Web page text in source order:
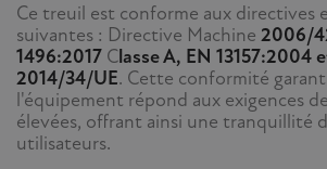
Ce treuil est conforme aux directives
suivantes : Directive Machine 2006/
1496:2017 Classe A, EN 13157:2004
2014/34/UE. Cette conformité
l'équipement répond aux exigences
élevées, offrant ainsi une tranquillité
utilisateurs.